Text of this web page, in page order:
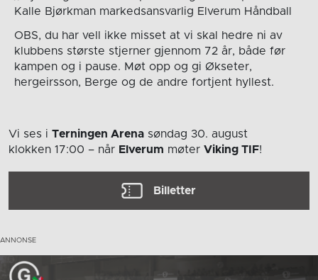
Kalle Bjørkman markedsansvarlig Elverum Håndball
OBS, du har vell ikke misset at vi skal hedre ni av
klubbens største stjerner gjennom 72 år, både før
kampen og i pause. Møt opp og gi Økseter,
hergeirsson, Berge og de andre fortjent hyllest.
Vi ses i Terningen Arena søndag 30. august
klokken 17:00 – når Elverum møter Viking TIF!
Billetter